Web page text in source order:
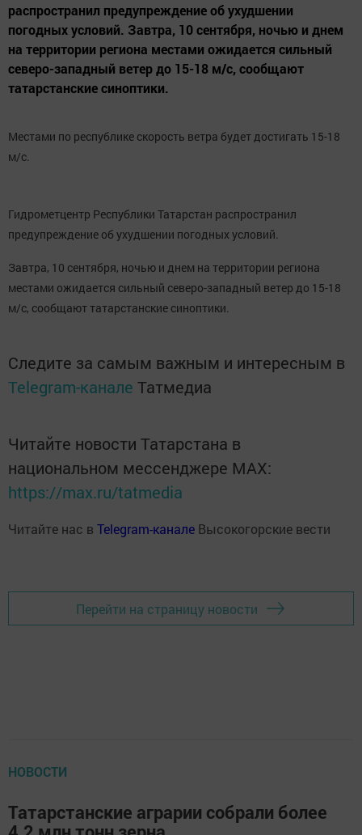
распространил предупреждение об ухудшении
погодных условий. Завтра, 10 сентября, ночью и днем
на территории региона местами ожидается сильный
северо-западный ветер до 15-18 м/с, сообщают
татарстанские синоптики.
Местами по республике скорость ветра будет достигать 15-18
м/с.
Гидрометцентр Республики Татарстан распространил
предупреждение об ухудшении погодных условий.
Завтра, 10 сентября, ночью и днем на территории региона
местами ожидается сильный северо-западный ветер до 15-18
м/с, сообщают татарстанские синоптики.
Следите за самым важным и интересным в
Telegram-канале Татмедиа
Читайте новости Татарстана в
национальном мессенджере MАХ:
https://max.ru/tatmedia
Читайте нас в Telegram-канале Высокогорские вести
Перейти на страницу новости
НОВОСТИ
Татарстанские аграрии собрали более